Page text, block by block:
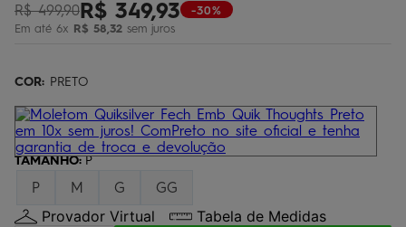
R$ 499,90R$ 349,93
Em até 6x R$ 58,32 sem juros
-30%
COR: PRETO
TAMANHO: P
P M G GG
Provador Virtual Tabela de Medidas
5º bermuda
7 º jaqueta
8º boardshort
9º chinelo